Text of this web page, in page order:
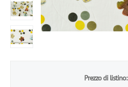
Prezzo di listino: